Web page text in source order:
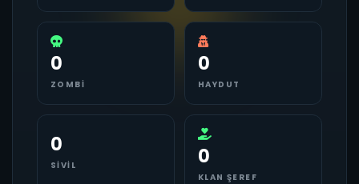
0
ZOMBI
0
HAYDUT
0
SIVIL 0
KLAN ŞEREF